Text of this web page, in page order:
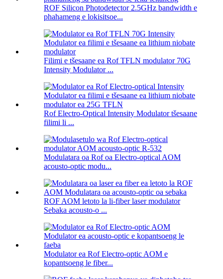
ROF Silicon Photodetector 2.5GHz bandwidth e
phahameng e lokisitsoe...
Filimi e tšesaane ea Rof TFLN modulator 70G
Intensity Modulator ...
Rof Electro-Optical Intensity Modulator tšesaane
filimi li ...
Modulatara oa Rof oa Electro-optical AOM
acousto-optic modu...
ROF AOM letoto la li-fiber laser modulator
Sebaka acousto-o ...
Modulator ea Rof Electro-optic AOM e
kopantsoeng le fiber...